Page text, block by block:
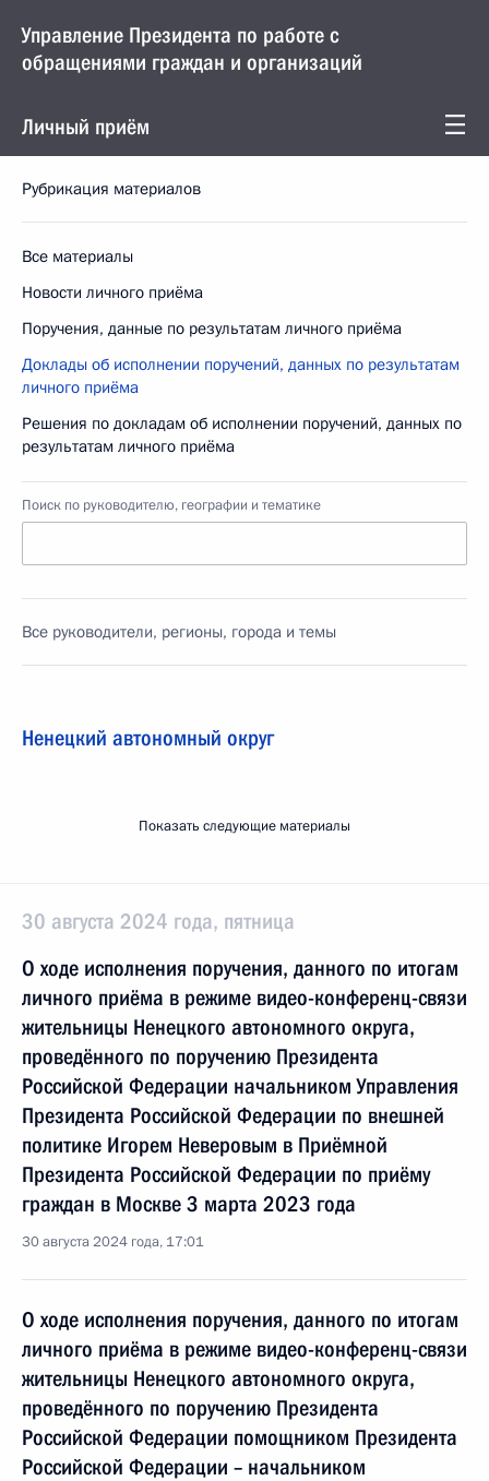
Управление Президента по работе с
обращениями граждан и организаций
Личный приём
Рубрикация материалов
Все материалы
Новости личного приёма
Поручения, данные по результатам личного приёма
Доклады об исполнении поручений, данных по результатам
личного приёма
Решения по докладам об исполнении поручений, данных по
результатам личного приёма
Поиск по руководителю, географии и тематике
Все руководители, регионы, города и темы
Ненецкий автономный округ
Показать следующие материалы
30 августа 2024 года, пятница
О ходе исполнения поручения, данного по итогам
личного приёма в режиме видео-конференц-связи
жительницы Ненецкого автономного округа,
проведённого по поручению Президента
Российской Федерации начальником Управления
Президента Российской Федерации по внешней
политике Игорем Неверовым в Приёмной
Президента Российской Федерации по приёму
граждан в Москве 3 марта 2023 года
30 августа 2024 года, 17:01
О ходе исполнения поручения, данного по итогам
личного приёма в режиме видео-конференц-связи
жительницы Ненецкого автономного округа,
проведённого по поручению Президента
Российской Федерации помощником Президента
Российской Федерации – начальником